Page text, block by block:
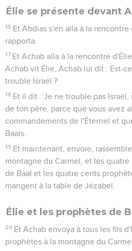
Élie se présente devant
16 Et Abdias s'en alla à la
rapporta.
17 Et Achab alla à la rencontre
Achab vit Élie, Achab lui dit : Est-
trouble Israël ?
18 Et il dit : Je ne trouble pas
de ton père, parce que vous avez
commandements de l'Éternel et
Baals.
19 Et maintenant, envoie,
montagne du Carmel, et les
de Baal et les quatre cents
mangent à la table de Jézabel.
Élie et les prophètes de
20 Et Achab envoya à tous les fils
prophètes à la montagne du